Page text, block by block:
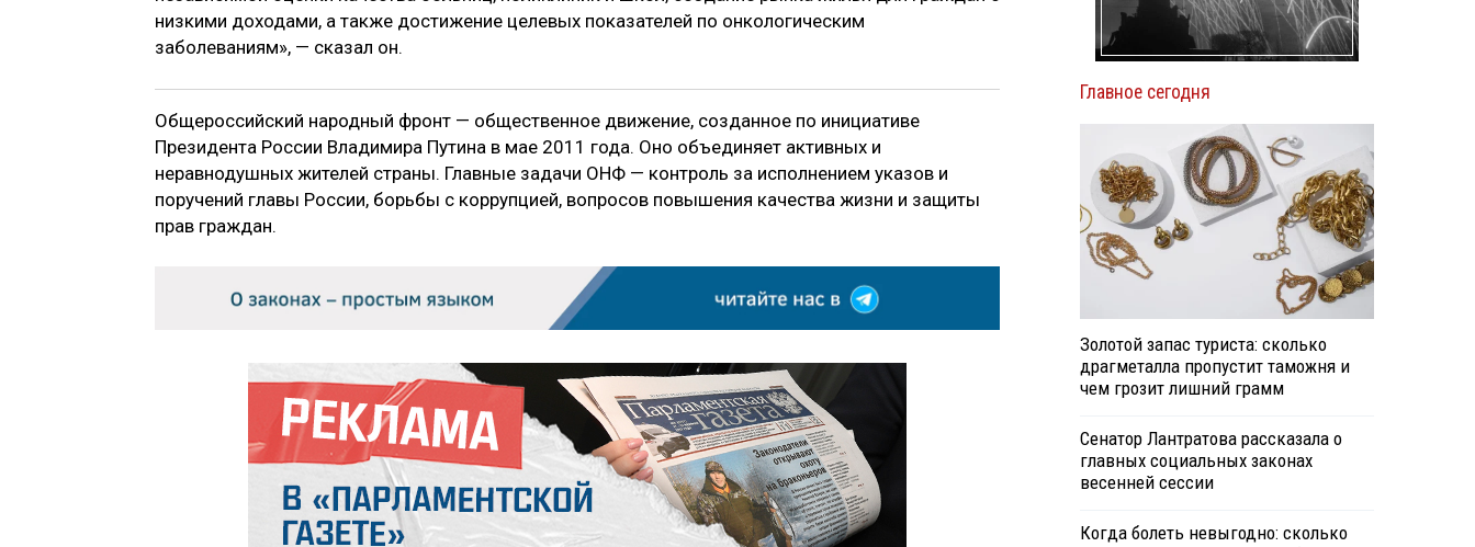
низкими доходами, а также достижение целевых показателей по онкологическим
заболеваниям», — сказал он.
Общероссийский народный фронт — общественное движение, созданное по инициативе
Президента России Владимира Путина в мае 2011 года. Оно объединяет активных и
неравнодушных жителей страны. Главные задачи ОНФ — контроль за исполнением указов и
поручений главы России, борьбы с коррупцией, вопросов повышения качества жизни и защиты
прав граждан.
Главное сегодня
Золотой запас туриста: сколько
драгметалла пропустит таможня и
чем грозит лишний грамм
Сенатор Лантратова рассказала о
главных социальных законах
весенней сессии
Когда болеть невыгодно: сколько